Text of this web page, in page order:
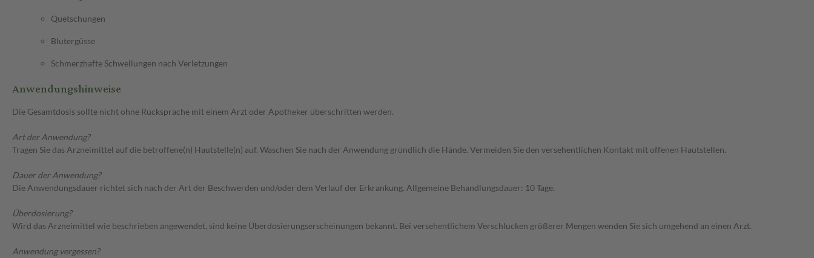
Quetschungen
Blutergüsse
Schmerzhafte Schwellungen nach Verletzungen
Anwendungshinweise
Die Gesamtdosis sollte nicht ohne Rücksprache mit einem Arzt oder Apotheker überschritten werden.
Art der Anwendung?
Tragen Sie das Arzneimittel auf die betroffene(n) Hautstelle(n) auf. Waschen Sie nach der Anwendung gründlich die Hände. Vermeiden Sie den versehentlichen Kontakt mit offenen Hautstellen.
Dauer der Anwendung?
Die Anwendungsdauer richtet sich nach der Art der Beschwerden und/oder dem Verlauf der Erkrankung. Allgemeine Behandlungsdauer: 10 Tage.
Überdosierung?
Wird das Arzneimittel wie beschrieben angewendet, sind keine Überdosierungserscheinungen bekannt. Bei versehentlichem Verschlucken größerer Mengen wenden Sie sich umgehend an einen Arzt.
Anwendung vergessen?